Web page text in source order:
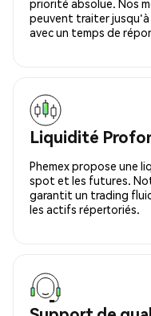
priorité absolue. Nos
peuvent traiter jusqu'à
avec un temps de
Liquidité
Phemex propose une
spot et les futures.
garantit un trading
les actifs répertoriés.